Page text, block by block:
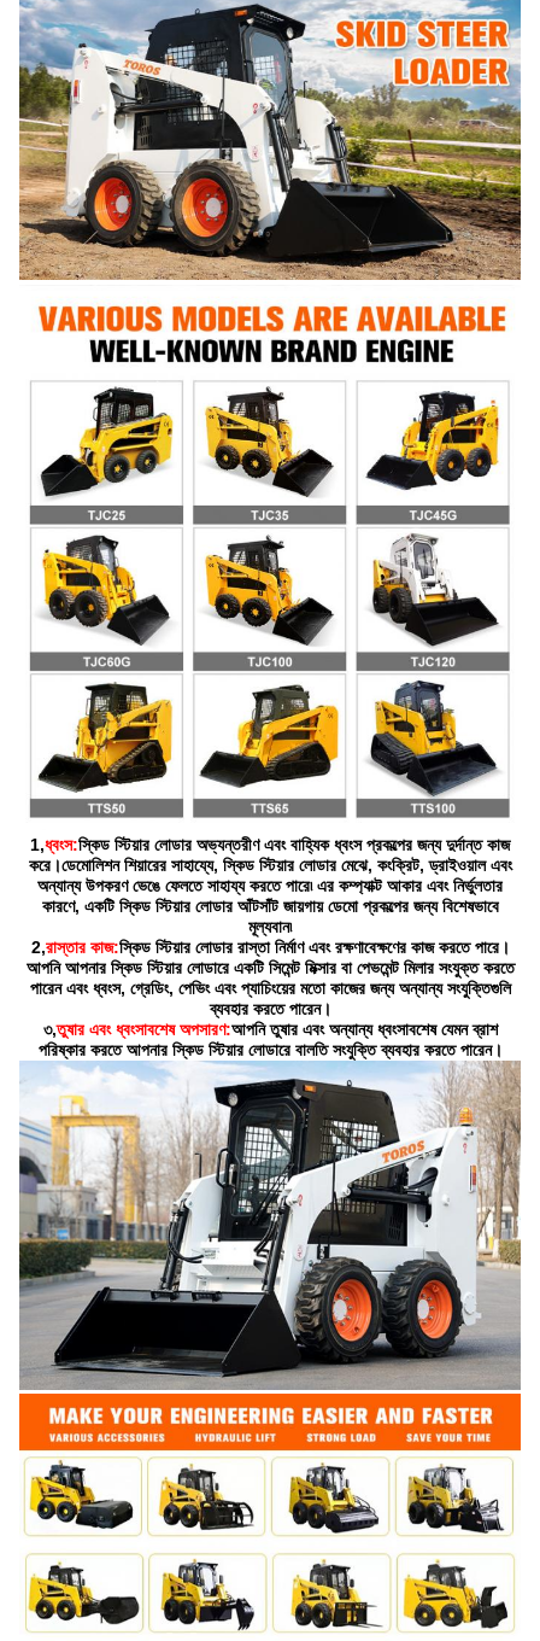
1,ধ্বংস:স্কিড স্টিয়ার লোডার অভ্যন্তরীণ এবং বাহ্যিক ধ্বংস প্রকল্পের জন্য দুর্দান্ত কাজ
করে।ডেমোলিশন শিয়ারের সাহায্যে, স্কিড স্টিয়ার লোডার মেঝে, কংক্রিট, ড্রাইওয়াল এবং
অন্যান্য উপকরণ ভেঙে ফেলতে সাহায্য করতে পারে৷ এর কম্প্যাক্ট আকার এবং নির্ভুলতার
কারণে, একটি স্কিড স্টিয়ার লোডার আঁটসাঁট জায়গায় ডেমো প্রকল্পের জন্য বিশেষভাবে
মূল্যবান৷
2,রাস্তার কাজ:স্কিড স্টিয়ার লোডার রাস্তা নির্মাণ এবং রক্ষণাবেক্ষণের কাজ করতে পারে।
আপনি আপনার স্কিড স্টিয়ার লোডারে একটি সিমেন্ট মিক্সার বা পেভমেন্ট মিলার সংযুক্ত করতে
পারেন এবং ধ্বংস, গ্রেডিং, পেভিং এবং প্যাচিংয়ের মতো কাজের জন্য অন্যান্য সংযুক্তিগুলি
ব্যবহার করতে পারেন।
৩,তুষার এবং ধ্বংসাবশেষ অপসারণ:আপনি তুষার এবং অন্যান্য ধ্বংসাবশেষ যেমন ব্রাশ
পরিষ্কার করতে আপনার স্কিড স্টিয়ার লোডারে বালতি সংযুক্তি ব্যবহার করতে পারেন।